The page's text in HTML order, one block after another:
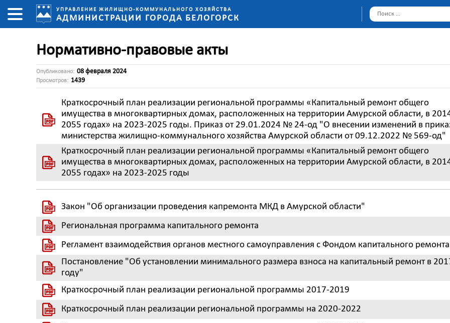
УПРАВЛЕНИЕ ЖИЛИЩНО-КОММУНАЛЬНОГО ХОЗЯЙСТВА
АДМИНИСТРАЦИИ ГОРОДА БЕЛОГОРСК
Нормативно-правовые акты
Опубликовано: 08 февраля 2024
Просмотров: 1439
Краткосрочный план реализации региональной программы «Капитальный ремонт общего
имущества в многоквартирных домах, расположенных на территории Амурской области, в
2055 годах» на 2023-2025 годы. Приказ от 29.01.2024 № 24-од "О внесении изменений в
министерства жилищно-коммунального хозяйства Амурской области от 09.12.2022 № 569-од"
Краткосрочный план реализации региональной программы «Капитальный ремонт общего
имущества в многоквартирных домах, расположенных на территории Амурской области, в
2055 годах» на 2023-2025 годы
Закон "Об организации проведения капремонта МКД в Амурской области"
Региональная программа капитального ремонта
Регламент взаимодействия органов местного самоуправления с Фондом капитального ремонта
Постановление "Об установлении минимального размера взноса на капитальный ремонт в
году"
Краткосрочный план реализации региональной программы 2017-2019
Краткосрочный план реализации региональной программы на 2020-2022